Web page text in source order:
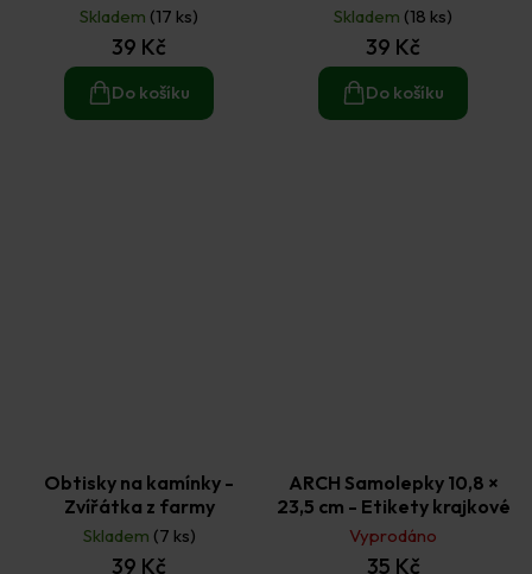
Skladem (17 ks)
39 Kč
Do košíku
Skladem (18 ks)
39 Kč
Do košíku
Obtisky na kamínky -
Zvířátka z farmy
Skladem (7 ks)
39 Kč
ARCH Samolepky 10,8 ×
23,5 cm - Etikety krajkové
Vyprodáno
35 Kč